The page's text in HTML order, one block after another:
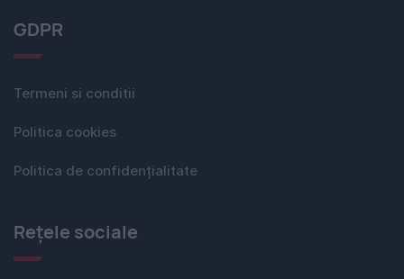
GDPR
Termeni si conditii
Politica cookies
Politica de confidențialitate
Rețele sociale